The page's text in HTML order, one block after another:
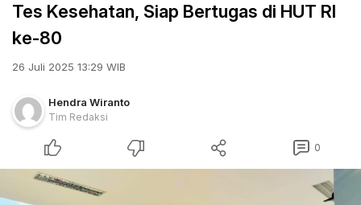
Tes Kesehatan, Siap Bertugas di HUT RI
ke-80
26 Juli 2025 13:29 WIB
Hendra Wiranto
Tim Redaksi
0